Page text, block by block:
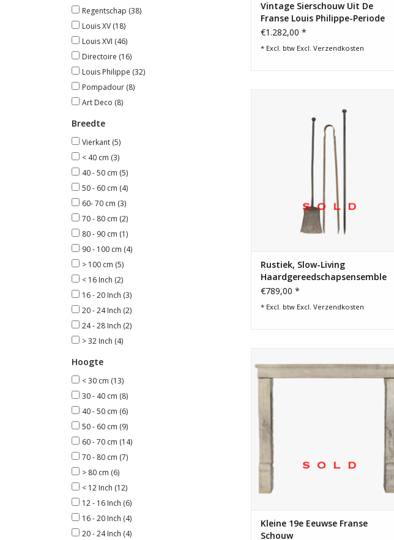
Regentschap (38)
Louis XV (18)
Louis XVI (46)
Directoire (16)
Louis Philippe (32)
Pompadour (8)
Art Deco (8)
Breedte
Vierkant (5)
< 40 cm (3)
40 - 50 cm (5)
50 - 60 cm (4)
60- 70 cm (3)
70 - 80 cm (2)
80 - 90 cm (1)
90 - 100 cm (4)
> 100 cm (5)
< 16 Inch (2)
16 - 20 Inch (3)
20 - 24 Inch (2)
24 - 28 Inch (2)
> 32 Inch (4)
Hoogte
< 30 cm (13)
30 - 40 cm (8)
40 - 50 cm (6)
50 - 60 cm (9)
60 - 70 cm (14)
70 - 80 cm (7)
> 80 cm (6)
< 12 Inch (12)
12 - 16 Inch (6)
16 - 20 Inch (4)
20 - 24 Inch (4)
Vintage Sierschouw Uit De
Franse Louis Philippe-Periode
€1.282,00 *
* Excl. btw Excl. Verzendkosten
haardgereedschapsensemble. Zwaar en
solide smeedijzer.
Rustiek, Slow-Living
Haardgereedschapsensemble
In Smeedijzer
€789,00 *
* Excl. btw Excl. Verzendkosten
sierschouw.
Kleine 19e Eeuwse Franse
Schouw